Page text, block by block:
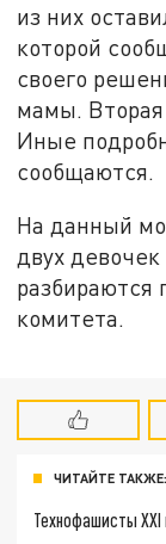
из них
которой
своего
мамы. Вторая
Иные
сообщаются.
На данный
двух
разбираются
комитета.
ЧИТАЙТЕ ТАКЖЕ:
Технофашисты XXI